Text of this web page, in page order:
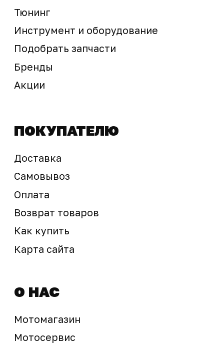
© 2025 ООО «Абарт-ДВ». Все права защищены
Предложение не является публичной офертой
Окончательная стоимость с учетом бонусов и
скидок, а также наличие товара
подтверждается продавцом перед оплатой
товара.
Политика обработки персональных данных